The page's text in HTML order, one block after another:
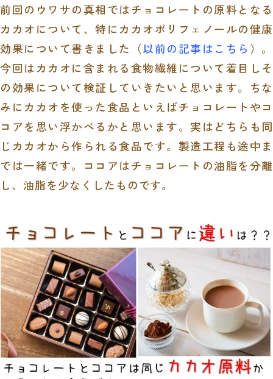
前回のウワサの真相ではチョコレートの原料となる
カカオについて、特にカカオポリフェノールの健康
効果について書きました（以前の記事はこちら ）。
今回はカカオに含まれる食物繊維について着目しそ
の効果について検証していきたいと思います。ちな
みにカカオを使った食品といえばチョコレートやコ
コアを思い浮かべるかと思います。実はどちらも同
じカカオから作られる食品です。製造工程も途中ま
では一緒です。ココアはチョコレートの油脂を分離
し、油脂を少なくしたものです。